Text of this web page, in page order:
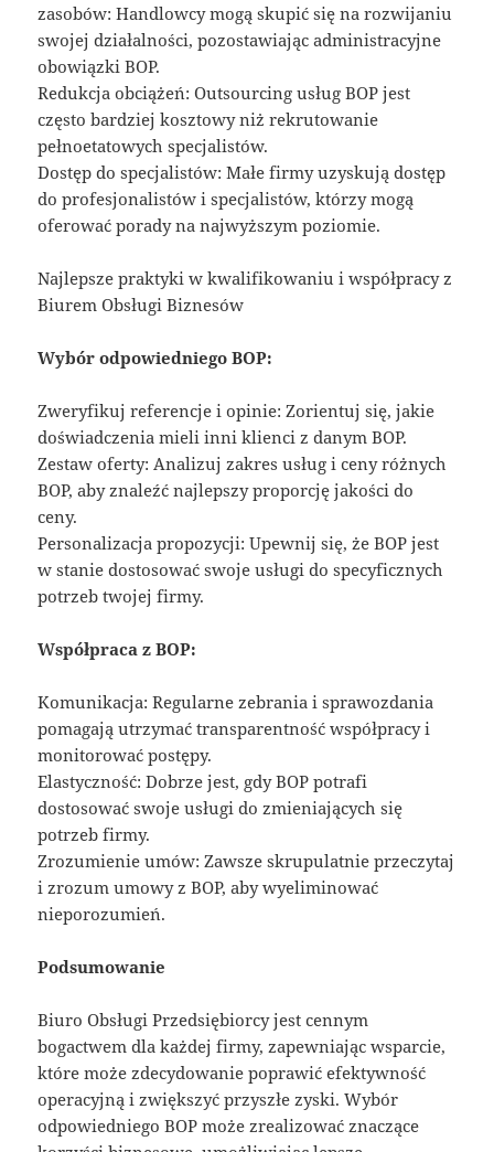
zasobów: Handlowcy mogą skupić się na rozwijaniu
swojej działalności, pozostawiając administracyjne
obowiązki BOP.
Redukcja obciążeń: Outsourcing usług BOP jest
często bardziej kosztowy niż rekrutowanie
pełnoetatowych specjalistów.
Dostęp do specjalistów: Małe firmy uzyskują dostęp
do profesjonalistów i specjalistów, którzy mogą
oferować porady na najwyższym poziomie.
Najlepsze praktyki w kwalifikowaniu i współpracy z
Biurem Obsługi Biznesów
Wybór odpowiedniego BOP:
Zweryfikuj referencje i opinie: Zorientuj się, jakie
doświadczenia mieli inni klienci z danym BOP.
Zestaw oferty: Analizuj zakres usług i ceny różnych
BOP, aby znaleźć najlepszy proporcję jakości do
ceny.
Personalizacja propozycji: Upewnij się, że BOP jest
w stanie dostosować swoje usługi do specyficznych
potrzeb twojej firmy.
Współpraca z BOP:
Komunikacja: Regularne zebrania i sprawozdania
pomagają utrzymać transparentność współpracy i
monitorować postępy.
Elastyczność: Dobrze jest, gdy BOP potrafi
dostosować swoje usługi do zmieniających się
potrzeb firmy.
Zrozumienie umów: Zawsze skrupulatnie przeczytaj
i zrozum umowy z BOP, aby wyeliminować
nieporozumień.
Podsumowanie
Biuro Obsługi Przedsiębiorcy jest cennym
bogactwem dla każdej firmy, zapewniając wsparcie,
które może zdecydowanie poprawić efektywność
operacyjną i zwiększyć przyszłe zyski. Wybór
odpowiedniego BOP może zrealizować znaczące